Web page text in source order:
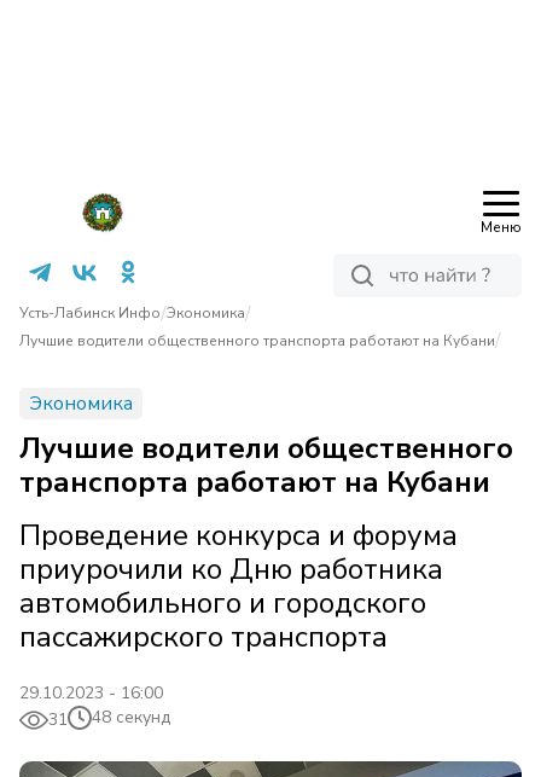
Меню
Усть-Лабинск Инфо/Экономика/
Лучшие водители общественного транспорта работают на Кубани/
Экономика
Лучшие водители общественного
транспорта работают на Кубани
Проведение конкурса и форума
приурочили ко Дню работника
автомобильного и городского
пассажирского транспорта
29.10.2023 - 16:00
31
48 секунд